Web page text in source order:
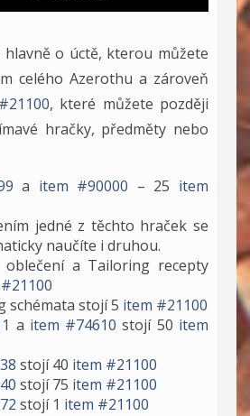
hlavně o úctě, kterou můžete
celého Azerothu a zároveň
, které můžete později
hračky, předměty nebo
a item #90000 – 25 item
jedné z těchto hraček se
naučíte i druhou.
oblečení a Tailoring recepty
schémata stojí 5 item #21100
a item #74610 stojí 50 item
stojí 40 item #21100
stojí 75 item #21100
stojí 1 item #21100